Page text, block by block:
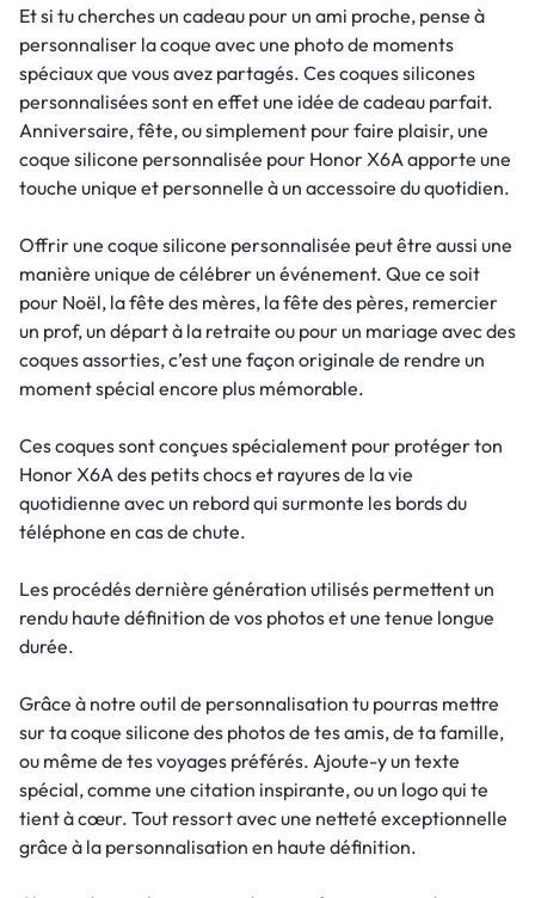
Et si tu cherches un cadeau pour un ami proche, pense à
personnaliser la coque avec une photo de moments
spéciaux que vous avez partagés. Ces coques silicones
personnalisées sont en effet une idée de cadeau parfait.
Anniversaire, fête, ou simplement pour faire plaisir, une
coque silicone personnalisée pour Honor X6A apporte une
touche unique et personnelle à un accessoire du quotidien.
Offrir une coque silicone personnalisée peut être aussi une
manière unique de célébrer un événement. Que ce soit
pour Noël, la fête des mères, la fête des pères, remercier
un prof, un départ à la retraite ou pour un mariage avec des
coques assorties, c’est une façon originale de rendre un
moment spécial encore plus mémorable.
Ces coques sont conçues spécialement pour protéger ton
Honor X6A des petits chocs et rayures de la vie
quotidienne avec un rebord qui surmonte les bords du
téléphone en cas de chute.
Les procédés dernière génération utilisés permettent un
rendu haute définition de vos photos et une tenue longue
durée.
Grâce à notre outil de personnalisation tu pourras mettre
sur ta coque silicone des photos de tes amis, de ta famille,
ou même de tes voyages préférés. Ajoute-y un texte
spécial, comme une citation inspirante, ou un logo qui te
tient à cœur. Tout ressort avec une netteté exceptionnelle
grâce à la personnalisation en haute définition.